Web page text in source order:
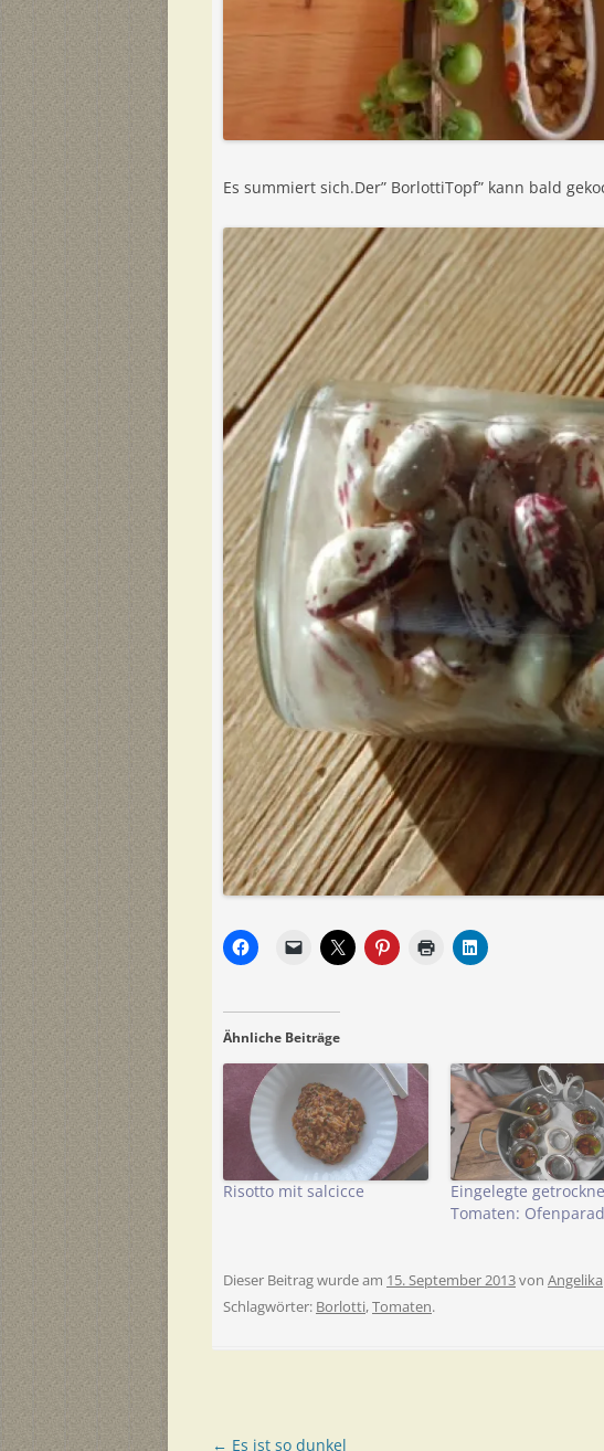
Es summiert sich.Der” BorlottiTopf” kann bald
Ähnliche Beiträge
Risotto mit salcicce
Eingelegte
Tomaten:
Dieser Beitrag wurde am 15. September 2013von Angelika
Schlagwörter: Borlotti,Tomaten.
Beitragsnavigation
← Es ist so dunkel